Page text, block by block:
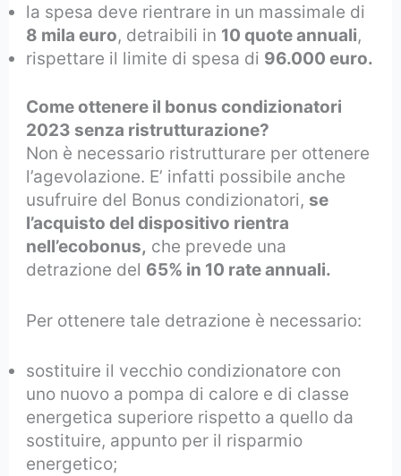
la spesa deve rientrare in un massimale di
8 mila euro, detraibili in 10 quote annuali,
rispettare il limite di spesa di 96.000 euro.
Come ottenere il bonus condizionatori
2023 senza ristrutturazione?
Non è necessario ristrutturare per ottenere
l’agevolazione. E’ infatti possibile anche
usufruire del Bonus condizionatori, se
l’acquisto del dispositivo rientra
nell’ecobonus, che prevede una
detrazione del 65% in 10 rate annuali.
Per ottenere tale detrazione è necessario:
sostituire il vecchio condizionatore con
uno nuovo a pompa di calore e di classe
energetica superiore rispetto a quello da
sostituire, appunto per il risparmio
energetico;